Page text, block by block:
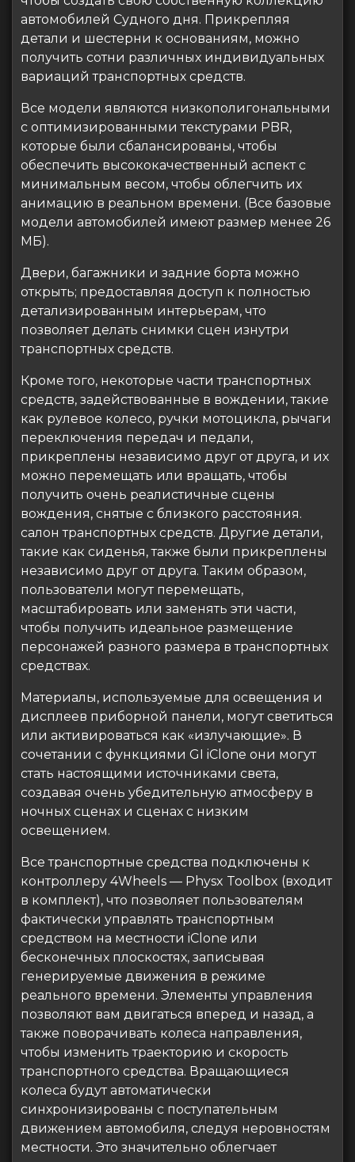
автомобилей Судного дня. Прикрепляя
детали и шестерни к основаниям, можно
получить сотни различных индивидуальных
вариаций транспортных средств.
Все модели являются низкополигональными
с оптимизированными текстурами PBR,
которые были сбалансированы, чтобы
обеспечить высококачественный аспект с
минимальным весом, чтобы облегчить их
анимацию в реальном времени. (Все базовые
модели автомобилей имеют размер менее 26
МБ).
Двери, багажники и задние борта можно
открыть; предоставляя доступ к полностью
детализированным интерьерам, что
позволяет делать снимки сцен изнутри
транспортных средств.
Кроме того, некоторые части транспортных
средств, задействованные в вождении, такие
как рулевое колесо, ручки мотоцикла, рычаги
переключения передач и педали,
прикреплены независимо друг от друга, и их
можно перемещать или вращать, чтобы
получить очень реалистичные сцены
вождения, снятые с близкого расстояния.
салон транспортных средств. Другие детали,
такие как сиденья, также были прикреплены
независимо друг от друга. Таким образом,
пользователи могут перемещать,
масштабировать или заменять эти части,
чтобы получить идеальное размещение
персонажей разного размера в транспортных
средствах.
Материалы, используемые для освещения и
дисплеев приборной панели, могут светиться
или активироваться как «излучающие». В
сочетании с функциями GI iClone они могут
стать настоящими источниками света,
создавая очень убедительную атмосферу в
ночных сценах и сценах с низким
освещением.
Все транспортные средства подключены к
контроллеру 4Wheels — Physx Toolbox (входит
в комплект), что позволяет пользователям
фактически управлять транспортным
средством на местности iClone или
бесконечных плоскостях, записывая
генерируемые движения в режиме
реального времени. Элементы управления
позволяют вам двигаться вперед и назад, а
также поворачивать колеса направления,
чтобы изменить траекторию и скорость
транспортного средства. Вращающиеся
колеса будут автоматически
синхронизированы с поступательным
движением автомобиля, следуя неровностям
местности. Это значительно облегчает